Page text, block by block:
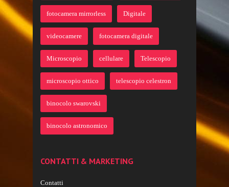
fotocamera mirrorless Digitale
videocamere fotocamera digitale
Microscopio cellulare Telescopio
microscopio ottico telescopio celestron
binocolo swarovski
binocolo astronomico
CONTATTI & MARKETING
Contatti